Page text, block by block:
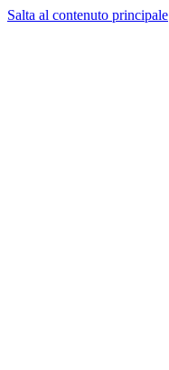
Salta al contenuto principale